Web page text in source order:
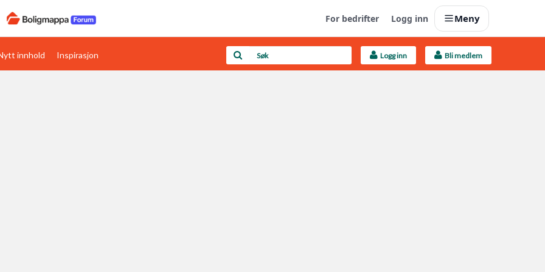
For bedrifter Logg inn Meny
Boligens papirer Last opp selv
innhold Inspirasjon Logg inn Bli medlem